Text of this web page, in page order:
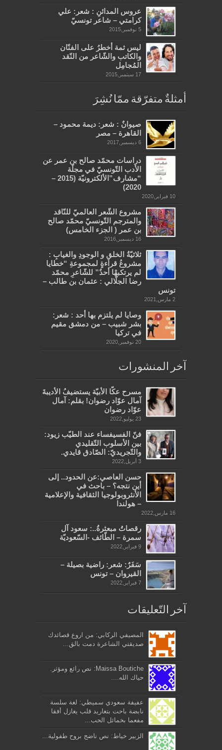
عروس المدائنِ : شعر: علي
كرامتي – شاعر تونسيّ
5 نوفمبر,2015
ليس ثمة أخطرُ على الفنّان
والكاتب والشّاعر من النّقد
المُجامِل
17 سبتمبر,2015
أمثلةٌ متفرّقة ممّا نُشِرَ
صيوانٌ : شعر: ديمة محمود –
القاهرة – مصر
6 ديسمبر,2017
دراسات محمّد صالح بن عمر عن
الأدب التّونسيّ في مجلّة
“مشارف”الألكترونيّة (2015 –
2020)
10 فبراير,2020
مشروع الشّعر العالميّ للنّاقد
والمترجم التّونسيّ محمّد صالح
بن عمر ( الجزء الخامس)
16 ديسمبر,2016
ثلاثيّةُ الخلقِ و الوجودِ والغيابِ :
مشروعُ قراءةٍ لمجموعةِ “خطايا
لم يرتكبهْا أحدٌ” للشّاعرِ محمّد
رضا الجلّالي : عثمان بن طالب –
تونس
2 مارس,2021
وصايا لم يلتزم بها أحد : شعر:
بشر شبيب – من دمشق مقيم
في تركيا
20 نوفمبر,2020
آخر المنشورات
مسرح عكّا الأبيّة يستضيفُ الأديبةَ
آمال عوّاد رضوان! بقلم: آمال
عوّاد رضوان
23 يوليو,2022
فنّ الفسيفساء عند الطيّب زيود:
بين الأسلوب التّقليدي
والتّجريديّ: الصّادق قايدي.
3 أبريل,2022
حسن العاصي:عن الحدود.. إلى
أين نتجه؟ – باحث في
الأنثروبولوجيا الثقافية والإعلامية
– هولندا
16 مارس,2022
رقصاتُ مبعثرةُ..: سعود آل
سمرة – الطّائف -السّعوديّة
9 فبراير,2022
سَفَرٌ: شعر: راضية بصيلة –
القيروان – تونس
7 فبراير,2022
آخر التّعليقات
المصيفي الركابي: من اروع قصائدك
صديقتي الشاعرة دمت بالق...
Maissa Boutiche: نص رائع ومؤثر.
حياك الله....
عفيفة سعودي سميطي: لغة سلسة
نابضة باحت بتغاريد قلب يغازل أفقا
مفعما بخمائل الحب...
الزبير خياط: نص ناضج بروح طفولية...